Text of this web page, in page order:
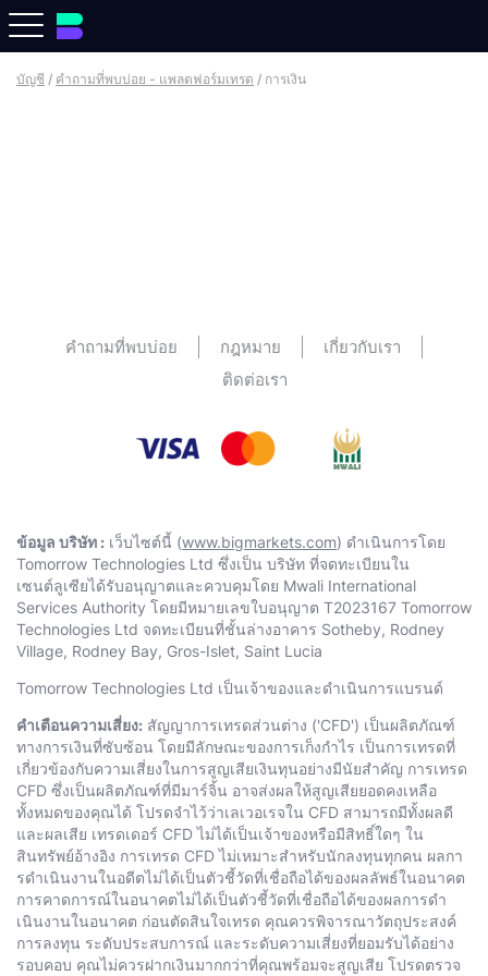
บัญชี / คําถามที่พบบ่อย - แพลตฟอร์มเทรด / การเงิน
คําถามที่พบบ่อย กฎหมาย
เกี่ยวกับเรา
ติดต่อเรา
ข้อมูล บริษัท : เว็บไซต์นี้ (www.bigmarkets.com) ดําเนินการโดย
Тоmоrrоw Technologies Ltd ซึ่งเป็น บริษัท ที่จดทะเบียนใน
เซนต์ลูเซียได้รับอนุญาตและควบคุมโดย Mwali International
Services Authority โดยมีหมายเลขใบอนุญาต T2023167 Тоmоrrоw
Technologies Ltd จดทะเบียนที่ชั้นล่างอาคาร Sotheby, Rodney
Village, Rodney Bay, Gros-Islet, Saint Lucia
Тоmоrrоw Technologies Ltd เป็นเจ้าของและดําเนินการแบรนด์
คําเตือนความเสี่ยง: สัญญาการเทรดส่วนต่าง ('CFD') เป็นผลิตภัณฑ์
ทางการเงินที่ซับซ้อน โดยมีลักษณะของการเก็งกําไร เป็นการเทรดที่
เกี่ยวข้องกับความเสี่ยงในการสูญเสียเงินทุนอย่างมีนัยสำคัญ การเทรด
CFD ซึ่งเป็นผลิตภัณฑ์ที่มีมาร์จิ้น อาจส่งผลให้สูญเสียยอดคงเหลือ
ทั้งหมดของคุณได้ โปรดจําไว้ว่าเลเวอเรจใน CFD สามารถมีทั้งผลดี
และผลเสีย เทรดเดอร์ CFD ไม่ได้เป็นเจ้าของหรือมีสิทธิ์ใดๆ ใน
สินทรัพย์อ้างอิง การเทรด CFD ไม่เหมาะสําหรับนักลงทุนทุกคน ผลกา
รดําเนินงานในอดีตไม่ได้เป็นตัวชี้วัดที่เชื่อถือได้ของผลลัพธ์ในอนาคต
การคาดการณ์ในอนาคตไม่ได้เป็นตัวชี้วัดที่เชื่อถือได้ของผลการดํา
เนินงานในอนาคต ก่อนตัดสินใจเทรด คุณควรพิจารณาวัตถุประสงค์
การลงทุน ระดับประสบการณ์ และระดับความเสี่ยงที่ยอมรับได้อย่าง
รอบคอบ คุณไม่ควรฝากเงินมากกว่าที่คุณพร้อมจะสูญเสีย โปรดตรวจ